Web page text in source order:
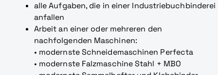
alle Aufgaben, die in einer Industriebuchbinderei
anfallen
Arbeit an einer oder mehreren den
nachfolgenden Maschinen:
• modernste Schneidemaschinen Perfecta
• modernste Falzmaschine Stahl + MBO